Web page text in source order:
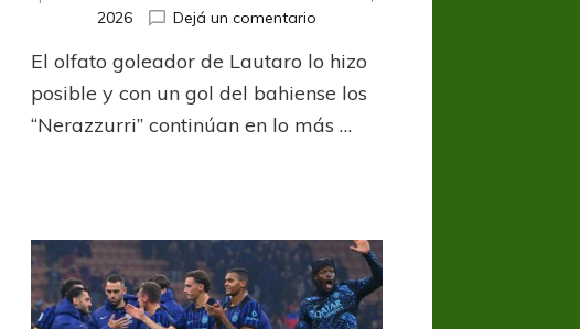
2026
Dejá un comentarioen
ganó
y
El olfato goleador de Lautaro lo hizo
posible y con un gol del bahiense los
“Nerazzurri” continúan en lo más …